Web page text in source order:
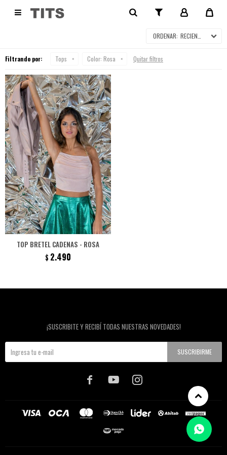

RECIENTES
Filtrando por: Tops Color: Rosa Quitar filtros
TOP BRETEL CADENAS - ROSA
$ 2.490
¡SUSCRIBITE Y RECIBÍ TODAS NUESTRAS NOVEDADES!
SUSCRIBIRME
  